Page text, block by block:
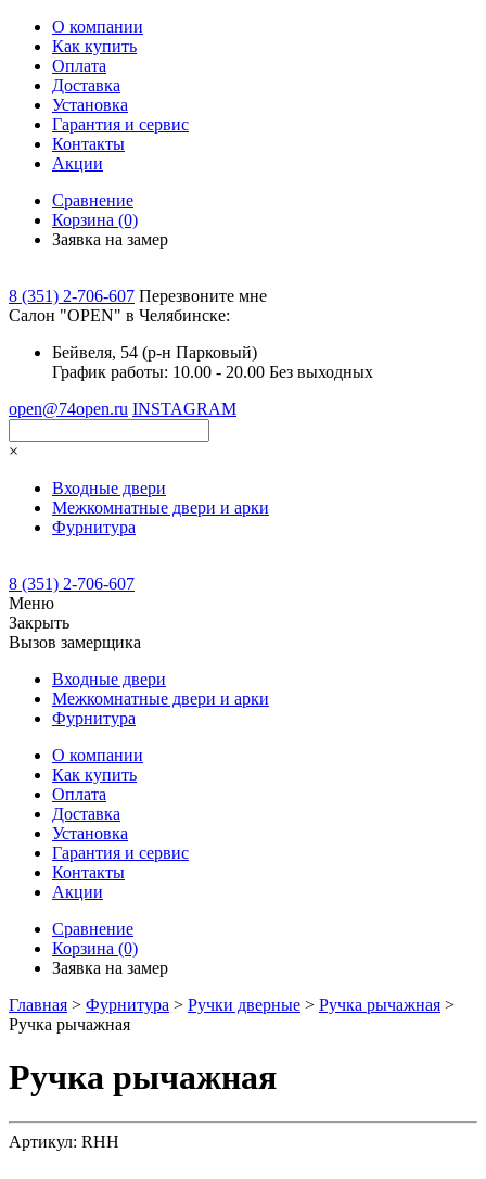
О компании
Как купить
Оплата
Доставка
Установка
Гарантия и сервис
Контакты
Акции
Сравнение
Корзина (0)
Заявка на замер
8 (351) 2-706-607 Перезвоните мне
Cалон "OPEN" в Челябинске:
Бейвеля, 54 (р-н Парковый)
График работы: 10.00 - 20.00 Без выходных
open@74open.ru INSTAGRAM
×
Входные двери
Межкомнатные двери и арки
Фурнитура
8 (351) 2-706-607
Меню
Закрыть
Вызов замерщика
Входные двери
Межкомнатные двери и арки
Фурнитура
О компании
Как купить
Оплата
Доставка
Установка
Гарантия и сервис
Контакты
Акции
Сравнение
Корзина (0)
Заявка на замер
Главная > Фурнитура > Ручки дверные > Ручка рычажная >
Ручка рычажная
Ручка рычажная
Артикул: RHH